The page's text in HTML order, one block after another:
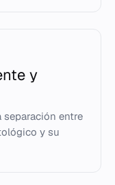
y
entre
y su